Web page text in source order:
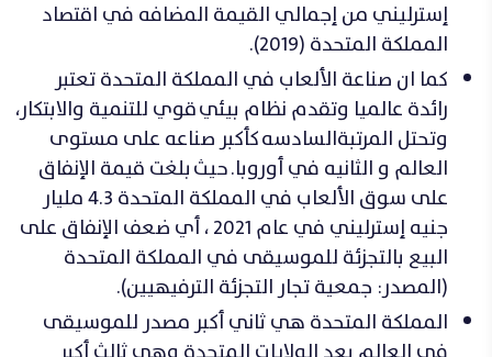
إسترليني من إجمالي القيمة المضافه في اقتصاد
المملكة المتحدة (2019).
كما ان صناعة الألعاب في المملكة المتحدة تعتبر
رائدة عالميا وتقدم نظام بيئيقوي للتنمية والابتكار،
وتحتل المرتبةالسادسهكأكبر صناعه على مستوى
العالم و الثانيه في أوروبا.حيثبلغت قيمة الإنفاق
على سوق الألعاب في المملكة المتحدة 4.3 مليار
جنيه إسترليني في عام 2021 ، أي ضعف الإنفاق على
البيع بالتجزئة للموسيقى في المملكة المتحدة
(المصدر: جمعية تجار التجزئة الترفيهيين).
المملكة المتحدة هي ثاني أكبر مصدر للموسيقى